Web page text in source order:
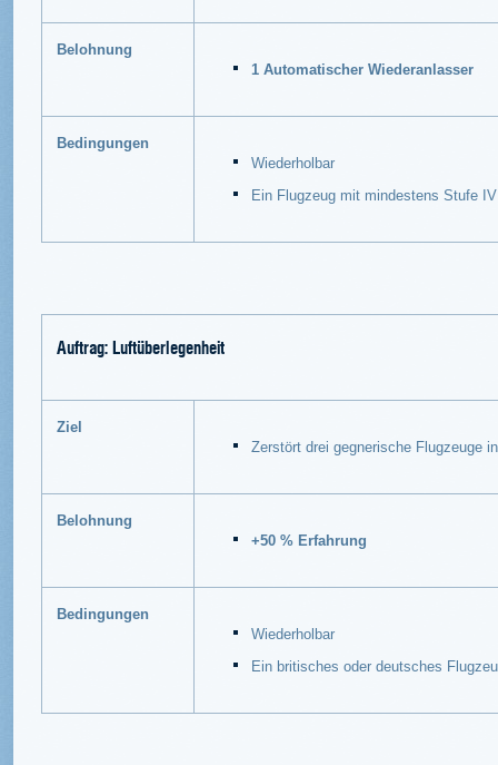
Belohnung
1 Automatischer Wiederanlasser
Bedingungen
Wiederholbar
Ein Flugzeug mit mindestens Stufe
Auftrag: Luftüberlegenheit
Ziel
Zerstört drei gegnerische Flugzeuge
Belohnung
+50 % Erfahrung
Bedingungen
Wiederholbar
Ein britisches oder deutsches